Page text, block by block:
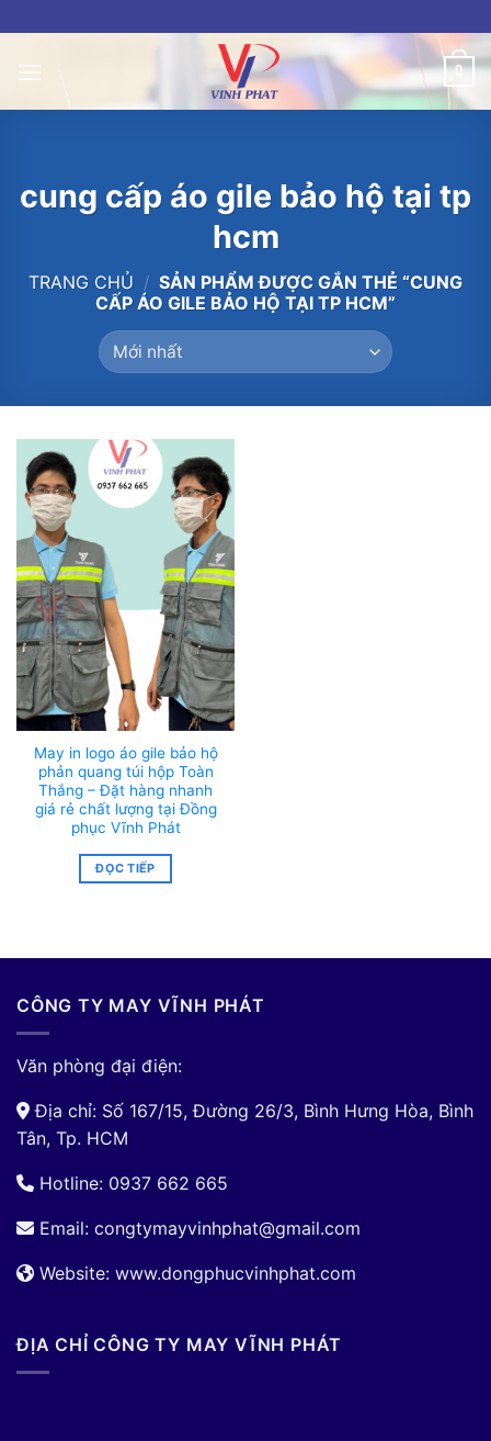
to
content
0
cung cấp áo gile bảo hộ tại tp
hcm
TRANG CHỦ / SẢN PHẨM ĐƯỢC GẮN THẺ “CUNG
CẤP ÁO GILE BẢO HỘ TẠI TP HCM”
May in logo áo gile bảo hộ
phản quang túi hộp Toàn
Thắng – Đặt hàng nhanh
giá rẻ chất lượng tại Đồng
phục Vĩnh Phát
ĐỌC TIẾP
CÔNG TY MAY VĨNH PHÁT
Văn phòng đại điện:
Địa chỉ: Số 167/15, Đường 26/3, Bình Hưng Hòa, Bình
Tân, Tp. HCM
Hotline: 0937 662 665
Email: congtymayvinhphat@gmail.com
Website: www.dongphucvinhphat.com
ĐỊA CHỈ CÔNG TY MAY VĨNH PHÁT